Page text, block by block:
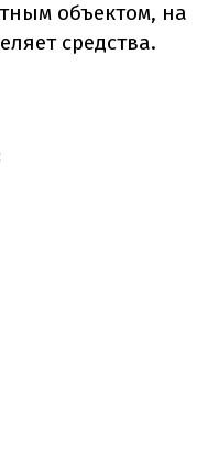
объектом, на
средства.